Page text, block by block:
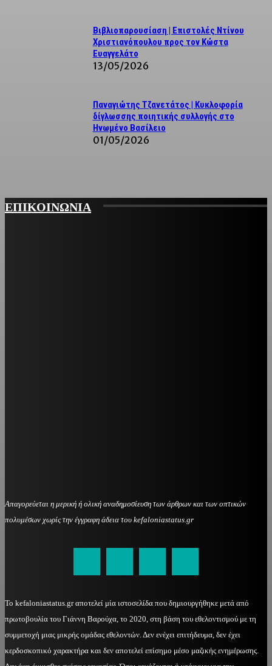
Βιβλιοπαρουσίαση | Επιστολές Ντίνου
Χριστιανόπουλου προς τον Κώστα
Ευαγγελάτο
13/05/2026
Παναγιώτης Τζανετάτος | Κυκλοφορία
δίγλωσσης ποιητικής συλλογής στο
Ηνωμένο Βασίλειο
01/05/2026
ΕΠΙΚΟΙΝΩΝΙΑ
Απαγορεύεται η μερική ή ολική αναδημοσίευση των άρθρων και των οπτικών
πολυμέσων χωρίς την έγγραφη άδεια του kefaloniastatus.gr
Το kefaloniastatus.gr αποτελεί μία ιστοσελίδα που δημιουργήθηκε μετά από
πρωτοβουλία του Γιάννη Βαρούχα, το 2020, στη βάση του εθελοντισμού με τη
συμμετοχή μιας μικρής ομάδας εθελοντών. Δεν ενέχει επιτήδευμα, δεν έχει
κερδοσκοπικό χαρακτήρα και δεν αποτελεί επίσημο μέσο μαζικής ενημέρωσης.